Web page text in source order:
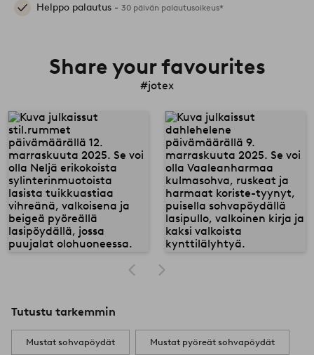
Helppo palautus - 30 päivän palautusoikeus*
Share your favourites
#jotex
Tutustu tarkemmin
Mustat sohvapöydät Mustat pyöreät sohvapöydät